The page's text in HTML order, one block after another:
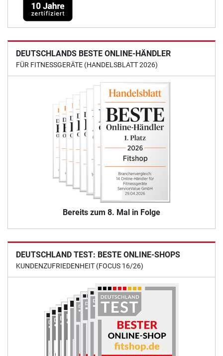
DEUTSCHLANDS BESTE ONLINE-HÄNDLER
FÜR FITNESSGERÄTE (HANDELSBLATT 2026)
Bereits zum 8. Mal in Folge
DEUTSCHLAND TEST: BESTE ONLINE-SHOPS
KUNDENZUFRIEDENHEIT (FOCUS 16/26)